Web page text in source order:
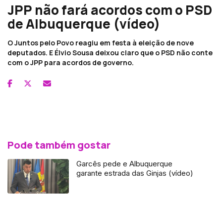
JPP não fará acordos com o PSD
de Albuquerque (vídeo)
O Juntos pelo Povo reagiu em festa à eleição de nove
deputados. E Élvio Sousa deixou claro que o PSD não conte
com o JPP para acordos de governo.
Pode também gostar
Garcês pede e Albuquerque
garante estrada das Ginjas (vídeo)